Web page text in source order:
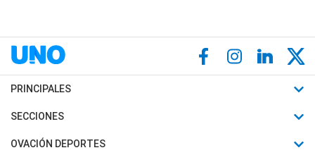
PRINCIPALES
Últimas Noticias
Política
SECCIONES
Horóscopo
OVACIÓN DEPORTES